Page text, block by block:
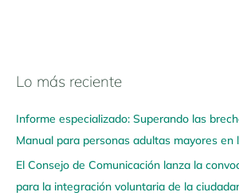
Lo más reciente
Informe especializado: Superando las
Manual para personas adultas mayores en
El Consejo de Comunicación lanza la
para la integración voluntaria de la
N
v
e
g
a